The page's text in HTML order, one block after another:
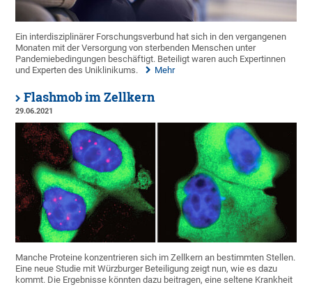
Ein interdisziplinärer Forschungsverbund hat sich in den vergangenen
Monaten mit der Versorgung von sterbenden Menschen unter
Pandemiebedingungen beschäftigt. Beteiligt waren auch Expertinnen
und Experten des Uniklinikums.
Mehr
Flashmob im Zellkern
29.06.2021
Manche Proteine konzentrieren sich im Zellkern an bestimmten Stellen.
Eine neue Studie mit Würzburger Beteiligung zeigt nun, wie es dazu
kommt. Die Ergebnisse könnten dazu beitragen, eine seltene Krankheit